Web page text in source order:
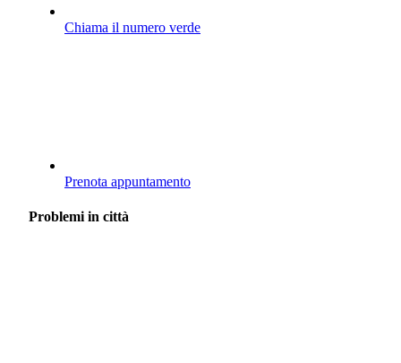
Chiama il numero verde
Prenota appuntamento
Problemi in città